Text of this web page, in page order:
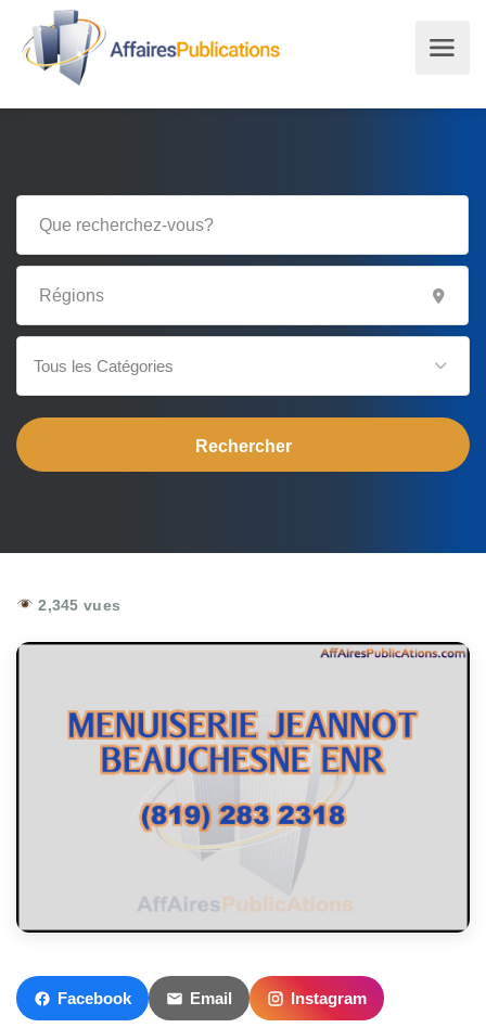
Tous les Catégories
2,345 vues
Facebook Email Instagram